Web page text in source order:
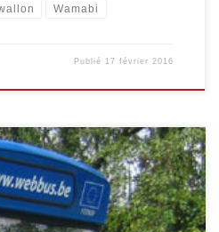
Wamabi
Publié 17 février 2016
outil afin de donner l’accès aux
Espace Public Numérique. Pour